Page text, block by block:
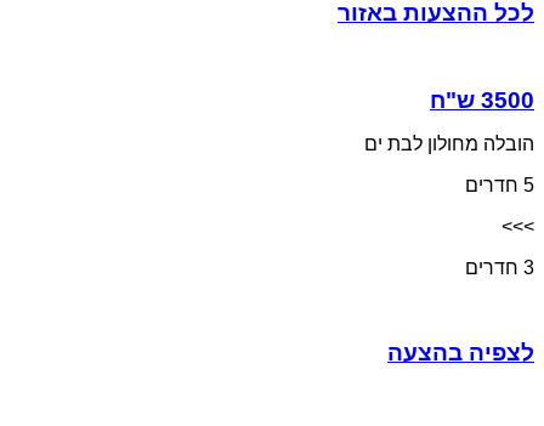
לכל ההצעות באזור
הובלה מחולון לבת ים
5 חדרים
>>>
3 חדרים
לצפיה בהצעה